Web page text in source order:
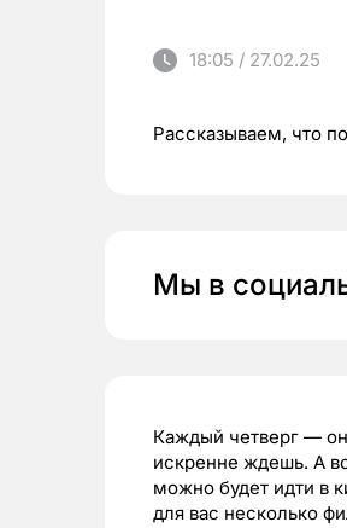
18:05 / 27.02.25
Рассказываем, что
Мы в
Каждый четверг —
искренне ждешь. А
можно будет идти в
для вас несколько